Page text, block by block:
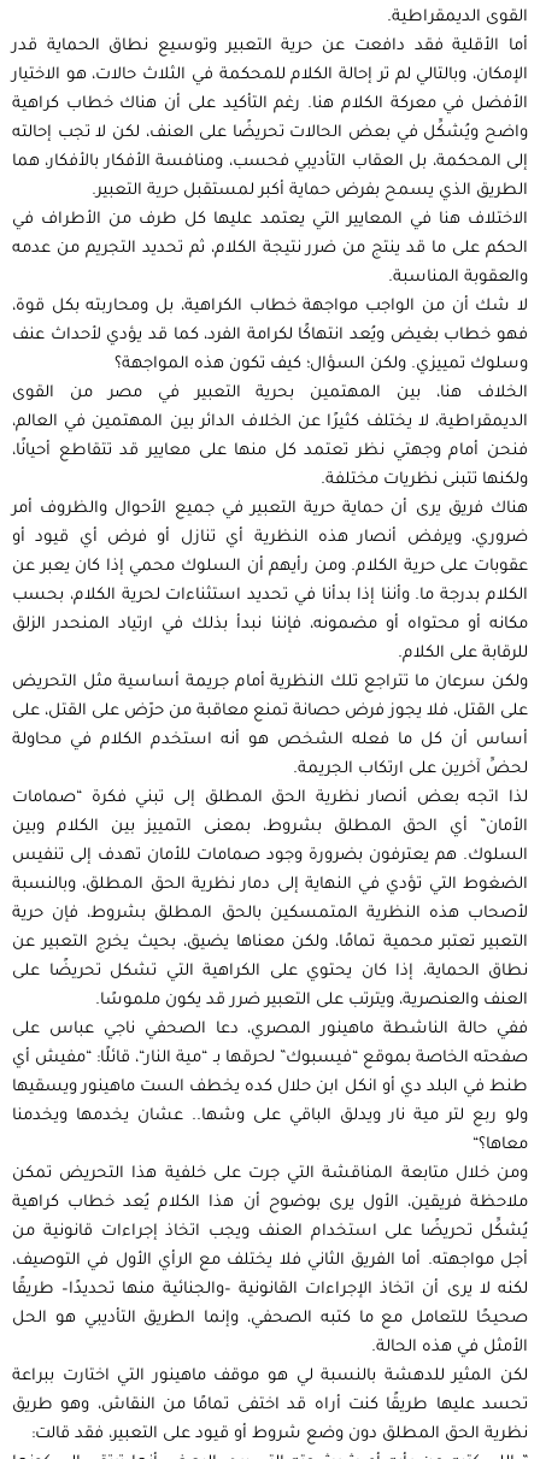
القوى الديمقراطية.
أما اﻷقلية فقد دافعت عن حرية التعبير وتوسيع نطاق الحماية قدر
اﻹمكان، وبالتالي لم تر إحالة الكلام للمحكمة في الثلاث حالات، هو الاختيار
اﻷفضل في معركة الكلام هنا. رغم التأكيد على أن هناك خطاب كراهية
واضح ويُشكِّل في بعض الحالات تحريضًا على العنف، لكن لا تجب إحالته
إلى المحكمة، بل العقاب التأديبي فحسب، ومنافسة الأفكار بالأفكار، هما
الطريق الذي يسمح بفرض حماية أكبر لمستقبل حرية التعبير.
الاختلاف هنا في المعايير التي يعتمد عليها كل طرف من اﻷطراف في
الحكم على ما قد ينتج من ضرر نتيجة الكلام، ثم تحديد التجريم من عدمه
والعقوبة المناسبة.
لا شك أن من الواجب مواجهة خطاب الكراهية، بل ومحاربته بكل قوة،
فهو خطاب بغيض ويُعد انتهاكًا لكرامة الفرد، كما قد يؤدي لأحداث عنف
وسلوك تمييزي. ولكن السؤال؛ كيف تكون هذه المواجهة؟
الخلاف هنا، بين المهتمين بحرية التعبير في مصر من القوى
الديمقراطية، لا يختلف كثيرًا عن الخلاف الدائر بين المهتمين في العالم،
فنحن أمام وجهتي نظر تعتمد كل منها على معايير قد تتقاطع أحيانًا،
ولكنها تتبنى نظريات مختلفة.
هناك فريق يرى أن حماية حرية التعبير في جميع اﻷحوال والظروف أمر
ضروري، ويرفض أنصار هذه النظرية أي تنازل أو فرض أي قيود أو
عقوبات على حرية الكلام. ومن رأيهم أن السلوك محمي إذا كان يعبر عن
الكلام بدرجة ما. وأننا إذا بدأنا في تحديد استثناءات لحرية الكلام، بحسب
مكانه أو محتواه أو مضمونه، فإننا نبدأ بذلك في ارتياد المنحدر الزلق
للرقابة على الكلام.
ولكن سرعان ما تتراجع تلك النظرية أمام جريمة أساسية مثل التحريض
على القتل، فلا يجوز فرض حصانة تمنع معاقبة من حرّض على القتل، على
أساس أن كل ما فعله الشخص هو أنه استخدم الكلام في محاولة
لحضِّ آخرين على ارتكاب الجريمة.
لذا اتجه بعض أنصار نظرية الحق المطلق إلى تبني فكرة “صمامات
اﻷمان” أي الحق المطلق بشروط، بمعنى التمييز بين الكلام وبين
السلوك. هم يعترفون بضرورة وجود صمامات للأمان تهدف إلى تنفيس
الضغوط التي تؤدي في النهاية إلى دمار نظرية الحق المطلق، وبالنسبة
لأصحاب هذه النظرية المتمسكين بالحق المطلق بشروط، فإن حرية
التعبير تعتبر محمية تمامًا، ولكن معناها يضيق، بحيث يخرج التعبير عن
نطاق الحماية، إذا كان يحتوي على الكراهية التي تشكل تحريضًا على
العنف والعنصرية، ويترتب على التعبير ضرر قد يكون ملموسًا.
ففي حالة الناشطة ماهينور المصري، دعا الصحفي ناجي عباس على
صفحته الخاصة بموقع “فيسبوك” لحرقها بـ “مية النار“، قائلًا: “مفيش أي
طنط في البلد دي أو انكل ابن حلال كده يخطف الست ماهينور ويسقيها
ولو ربع لتر مية نار ويدلق الباقي على وشها.. عشان يخدمها ويخدمنا
معاها؟“
ومن خلال متابعة المناقشة التي جرت على خلفية هذا التحريض تمكن
ملاحظة فريقين، اﻷول يرى بوضوح أن هذا الكلام يُعد خطاب كراهية
يُشكِّل تحريضًا على استخدام العنف ويجب اتخاذ إجراءات قانونية من
أجل مواجهته. أما الفريق الثاني فلا يختلف مع الرأي اﻷول في التوصيف،
لكنه لا يرى أن اتخاذ الإجراءات القانونية –والجنائية منها تحديدًا– طريقًا
صحيحًا للتعامل مع ما كتبه الصحفي، وإنما الطريق التأديبي هو الحل
اﻷمثل في هذه الحالة.
لكن المثير للدهشة بالنسبة لي هو موقف ماهينور التي اختارت ببراعة
تحسد عليها طريقًا كنت أراه قد اختفى تمامًا من النقاش، وهو طريق
نظرية الحق المطلق دون وضع شروط أو قيود على التعبير، فقد قالت: